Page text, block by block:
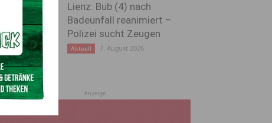
Lienz: Bub (4) nach
Badeunfall reanimiert –
Polizei sucht Zeugen
Aktuell 7. August 2026
Anzeige